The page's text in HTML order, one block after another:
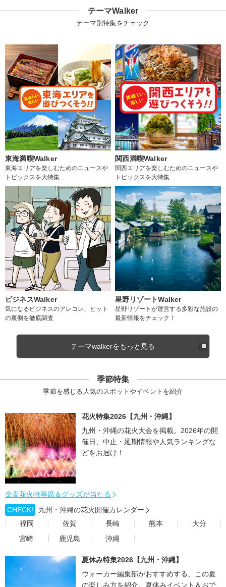
テーマWalker
テーマ別特集をチェック
東海満喫Walker
東海エリアを楽しむためのニュースや
トピックスを大特集
関西満喫Walker
関西エリアを楽しむためのニュースや
トピックスを大特集
ビジネスWalker
気になるビジネスのアレコレ、ヒット
の裏側を徹底調査
星野リゾートWalker
星野リゾートが運営する多彩な施設の
最新情報をチェック！
テーマwalkerをもっと見る
季節特集
季節を感じる人気のスポットやイベントを紹介
花火特集2026【九州・沖縄】
九州・沖縄の花火大会を掲載。2026年の開
催日、中止・延期情報や人気ランキングな
どをお届け！
金麦花火特等席＆グッズが当たる
CHECK!
九州・沖縄の花火開催カレンダー
福岡
佐賀 長崎 熊本
大分
宮崎
鹿児島 沖縄
夏休み特集2026【九州・沖縄】
ウォーカー編集部がおすすめする、この夏
の楽しみ方を紹介。夏休みイベント＆おで